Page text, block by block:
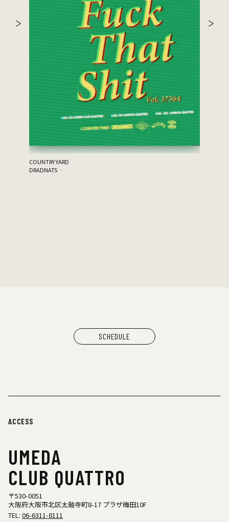
COUNTRY YARD
DRADNATS
SCHEDULE
ACCESS
UMEDA
CLUB QUATTRO
〒530-0051
大阪府大阪市北区太融寺町8-17 プラザ梅田10F
TEL: 06-6311-8111